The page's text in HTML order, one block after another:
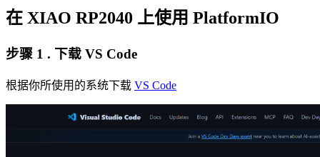
在 XIAO RP2040 上使用 PlatformIO
步骤 1 . 下载 VS Code
根据你所使用的系统下载 VS Code